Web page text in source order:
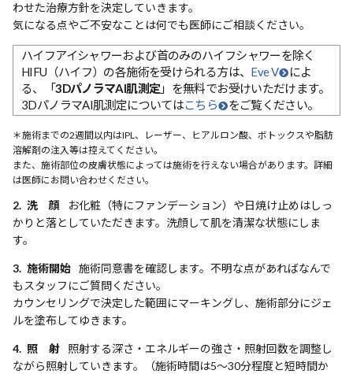
わせた治療方針を決定していきます。
気になる点やご不安なことは何でも医師にご相談ください。
ハイフアイシャワーおよび首のみのハイフシャワーを除く
HIFU（ハイフ）の各施術を受けられる方は、 Eve V
によ
る、「3DパノラマAI肌測定 」を無料でお受けいただけます。
3DパノラマAI肌測定についてはこちら をご覧ください。
＊施術までの2週間以内はIPL、レーザー、ヒアルロン酸、ボトックスや脂肪
溶解剤の注入等は控えてください。
また、施術部位の皮膚状態によっては施術を行えない場合があります。詳細
は医師にお問い合わせください。
2. 洗 顔
お化粧（特にファンデーション）や日焼け止めはしっ
かりと落としていただきます。洗顔して肌を清潔な状態にしま
す。
3. 施術開始 施術同意書を確認します。不明な点があればなんで
もスタッフにご質問ください。
カウンセリングで決定した範囲にマーキングし、施術部分にジェ
ルを塗布してゆきます。
4. 照 射
照射する深さ・エネルギーの強さ・照射回数を調整し
ながら照射していきます。（施術時間は5〜30分程度と短時間か